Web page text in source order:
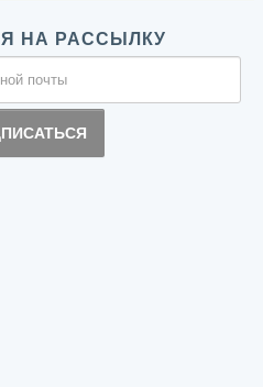
НА РАССЫЛКУ